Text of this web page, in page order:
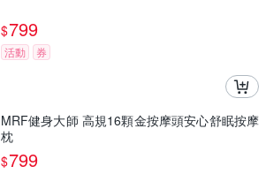
$799
活動 券
MRF健身大師 高規16顆金按摩頭安心舒眠按摩
枕
$799